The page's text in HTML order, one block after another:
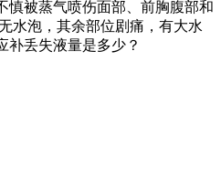
慎被蒸气喷伤面部、前胸腹部和
水泡，其余部位剧痛，有大水
补丢失液量是多少？